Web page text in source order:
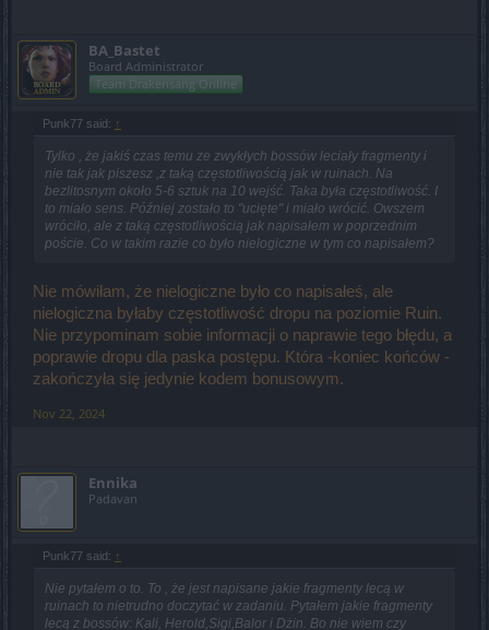
BA_Bastet
Board Administrator
Team Drakensang Online
Punk77 said: ↑
Tylko , że jakiś czas temu ze zwykłych bossów leciały fragmenty i
nie tak jak piszesz ,z taką częstotliwością jak w ruinach. Na
bezlitosnym około 5-6 sztuk na 10 wejść. Taka była częstotliwość. I
to miało sens. Później zostało to "ucięte" i miało wrócić. Owszem
wróciło, ale z taką częstotliwością jak napisałem w poprzednim
poście. Co w takim razie co było nielogiczne w tym co napisałem?
Nie mówiłam, że nielogiczne było co napisałeś, ale
nielogiczna byłaby częstotliwość dropu na poziomie Ruin.
Nie przypominam sobie informacji o naprawie tego błędu, a
poprawie dropu dla paska postępu. Która -koniec końców -
zakończyła się jedynie kodem bonusowym.
Nov 22, 2024
Ennika
Padavan
Punk77 said: ↑
Nie pytałem o to. To , że jest napisane jakie fragmenty lecą w
ruinach to nietrudno doczytać w zadaniu. Pytałem jakie fragmenty
lecą z bossów: Kali, Herold,Sigi,Balor i Dżin. Bo nie wiem czy